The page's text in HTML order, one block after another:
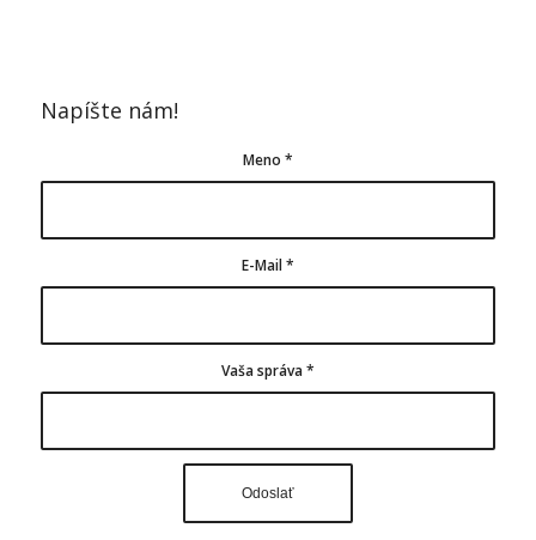
Napíšte nám!
Meno *
E-Mail*
Vaša správa*